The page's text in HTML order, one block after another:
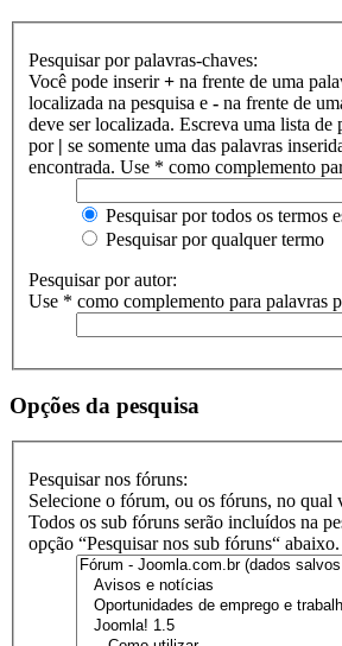
Pesquisar por palavras-chaves:
Você pode inserir+ na frente de uma
localizada na pesquisa e - na frente de
deve ser localizada. Escreva uma lista de
por | se somente uma das palavras
encontrada. Use * como complemento
Pesquisar por todos os termos
Pesquisar por qualquer termo
Pesquisar por autor:
Use * como complemento para palavras
Opções da pesquisa
Pesquisar nos fóruns:
Selecione o fórum, ou os fóruns, no qual
Todos os sub fóruns serão incluídos na
opção “Pesquisar nos sub fóruns“ abaixo.